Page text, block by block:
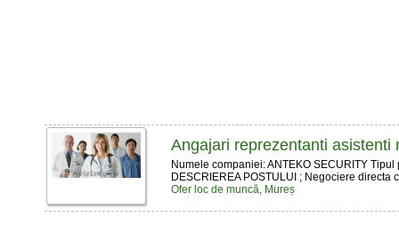
Angajari reprezentanti asistenti
Numele companiei: ANTEKO SECURITY
DESCRIEREA POSTULUI ; Negociere directa
Ofer loc de muncă, Mureș